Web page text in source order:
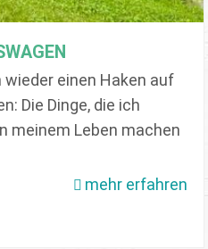
einen Haken auf
Die Dinge, die ich
meinem Leben machen
mehr erfahren